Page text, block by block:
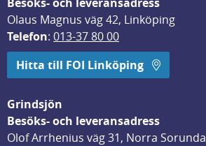
Olaus Magnus väg 42, Linköping
Telefon: 013-37 80 00
Hitta till FOI Linköping
Grindsjön
Besöks- och leveransadress
Olof Arrhenius väg 31, Norra Sorunda